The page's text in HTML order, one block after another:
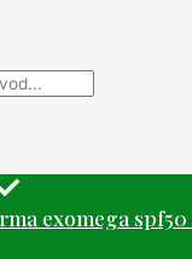
exomega spf50